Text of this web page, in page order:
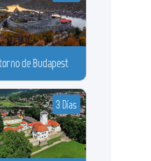
de Budapest
3 Días